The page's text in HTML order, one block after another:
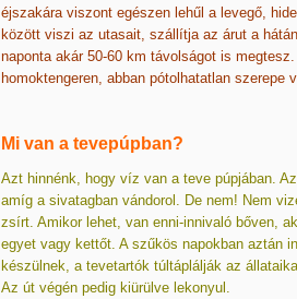
éjszakára viszont egészen lehűl a levegő,
között viszi az utasait, szállítja az árut a
naponta akár 50-60 km távolságot is
homoktengeren, abban pótolhatatlan szerepe
Mi van a tevepúpban?
Azt hinnénk, hogy víz van a teve púpjában.
amíg a sivatagban vándorol. De nem! Nem
zsírt. Amikor lehet, van enni-innivaló bőven,
egyet vagy kettőt. A szűkös napokban aztán
készülnek, a tevetartók túltáplálják az
Az út végén pedig kiürülve lekonyul.